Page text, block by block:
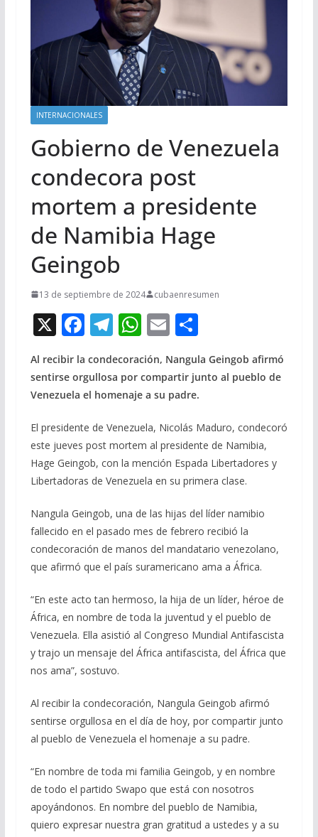
INTERNACIONALES
Gobierno de Venezuela
condecora post
mortem a presidente
de Namibia Hage
Geingob
13 de septiembre de 2024 cubaenresumen
X F
e
b
o
o
k
T
e
gr
m
W
h
at
s
A
p
p
E
ai
l
C
o
m
p
ar
ti
r
Al recibir la condecoración, Nangula Geingob afirmó
sentirse orgullosa por compartir junto al pueblo de
Venezuela el homenaje a su padre.
El presidente de Venezuela, Nicolás Maduro, condecoró
este jueves post mortem al presidente de Namibia,
Hage Geingob, con la mención Espada Libertadores y
Libertadoras de Venezuela en su primera clase.
Nangula Geingob, una de las hijas del líder namibio
fallecido en el pasado mes de febrero recibió la
condecoración de manos del mandatario venezolano,
que afirmó que el país suramericano ama a África.
“En este acto tan hermoso, la hija de un líder, héroe de
África, en nombre de toda la juventud y el pueblo de
Venezuela. Ella asistió al Congreso Mundial Antifascista
y trajo un mensaje del África antifascista, del África que
nos ama”, sostuvo.
Al recibir la condecoración, Nangula Geingob afirmó
sentirse orgullosa en el día de hoy, por compartir junto
al pueblo de Venezuela el homenaje a su padre.
“En nombre de toda mi familia Geingob, y en nombre
de todo el partido Swapo que está con nosotros
apoyándonos. En nombre del pueblo de Namibia,
quiero expresar nuestra gran gratitud a ustedes y a su